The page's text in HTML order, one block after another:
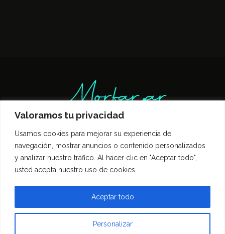
Valoramos tu privacidad
Usamos cookies para mejorar su experiencia de
navegación, mostrar anuncios o contenido personalizados
y analizar nuestro tráfico. Al hacer clic en "Aceptar todo",
usted acepta nuestro uso de cookies.
Personalizar
Aceptar todo
Inicio Entrevistas
Guía Gastronómica
Contacto